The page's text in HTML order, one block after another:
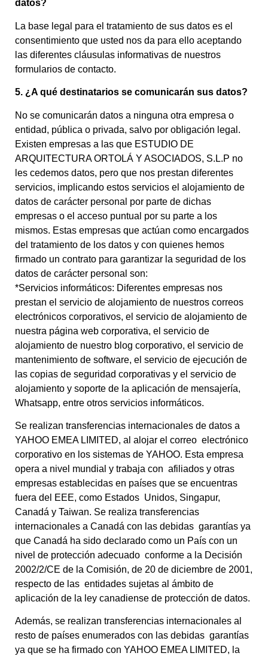
datos?
La base legal para el tratamiento de sus datos es el
consentimiento que usted nos da para ello aceptando
las diferentes cláusulas informativas de nuestros
formularios de contacto.
5. ¿A qué destinatarios se comunicarán sus datos?
No se comunicarán datos a ninguna otra empresa o
entidad, pública o privada, salvo por obligación legal.
Existen empresas a las que ESTUDIO DE
ARQUITECTURA ORTOLÁ Y ASOCIADOS, S.L.P no
les cedemos datos, pero que nos prestan diferentes
servicios, implicando estos servicios el alojamiento de
datos de carácter personal por parte de dichas
empresas o el acceso puntual por su parte a los
mismos. Estas empresas que actúan como encargados
del tratamiento de los datos y con quienes hemos
firmado un contrato para garantizar la seguridad de los
datos de carácter personal son:
*Servicios informáticos: Diferentes empresas nos
prestan el servicio de alojamiento de nuestros correos
electrónicos corporativos, el servicio de alojamiento de
nuestra página web corporativa, el servicio de
alojamiento de nuestro blog corporativo, el servicio de
mantenimiento de software, el servicio de ejecución de
las copias de seguridad corporativas y el servicio de
alojamiento y soporte de la aplicación de mensajería,
Whatsapp, entre otros servicios informáticos.
Se realizan transferencias internacionales de datos a
YAHOO EMEA LIMITED, al alojar el correo electrónico
corporativo en los sistemas de YAHOO. Esta empresa
opera a nivel mundial y trabaja con afiliados y otras
empresas establecidas en países que se encuentras
fuera del EEE, como Estados Unidos, Singapur,
Canadá y Taiwan. Se realiza transferencias
internacionales a Canadá con las debidas garantías ya
que Canadá ha sido declarado como un País con un
nivel de protección adecuado conforme a la Decisión
2002/2/CE de la Comisión, de 20 de diciembre de 2001,
respecto de las entidades sujetas al ámbito de
aplicación de la ley canadiense de protección de datos.
Además, se realizan transferencias internacionales al
resto de países enumerados con las debidas garantías
ya que se ha firmado con YAHOO EMEA LIMITED, la